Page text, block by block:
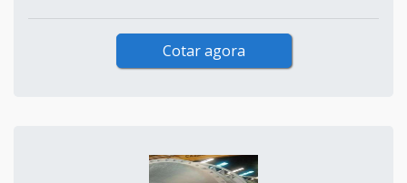
Cotar agora